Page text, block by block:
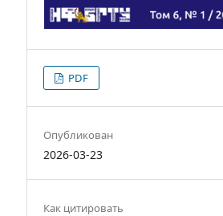
PDF
Опубликован
2026-03-23
Как цитировать